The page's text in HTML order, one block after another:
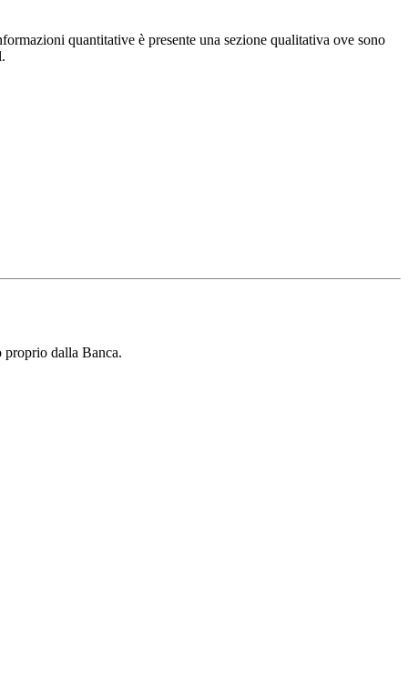
quantitative è presente una sezione qualitativa ove sono
proprio dalla Banca.